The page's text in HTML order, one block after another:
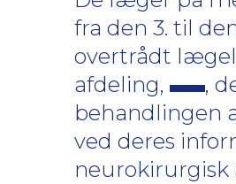
fra den 3. til
overtrådt
afdeling,
,
behandlingen
ved deres
neurokirurgisk